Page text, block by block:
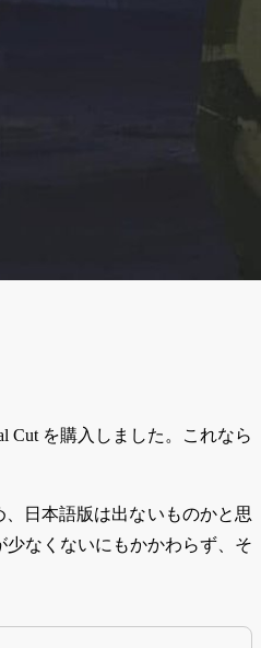
Cut を購入しました。これなら
日本語版は出ないものかと思
なくないにもかかわらず、そ